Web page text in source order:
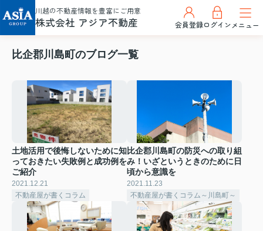
川越の不動産情報を豊富にご用意
株式会社 アジア不動産 会員登録ログインメニュー
比企郡川島町のブログ一覧
土地活用で後悔しないために知
っておきたい失敗例と成功例を
ご紹介
2021.12.21
不動産屋が書くコラム
比企郡川島町の防災への取り組
み！いざというときのために日
頃から意識を
2021.11.23
不動産屋が書くコラム～川島町～